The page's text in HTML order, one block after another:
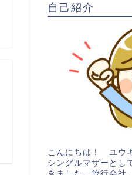
自己紹介
こんにちは！ ユウ
シングルマザーとし